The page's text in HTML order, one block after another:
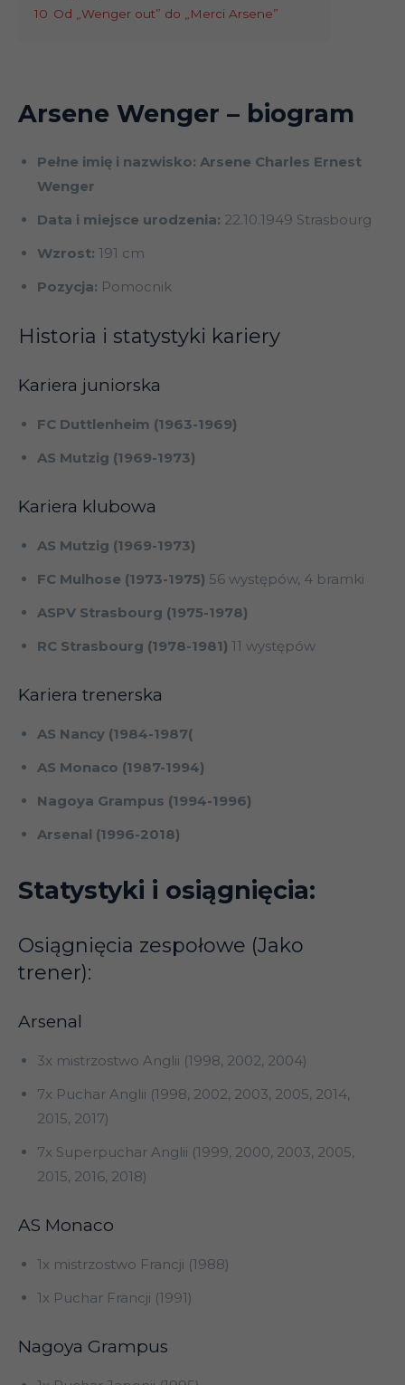
10 Od „Wenger out” do „Merci Arsene”
Arsene Wenger – biogram
Pełne imię i nazwisko: Arsene Charles Ernest
Wenger
Data i miejsce urodzenia: 22.10.1949 Strasbourg
Wzrost: 191 cm
Pozycja: Pomocnik
Historia i statystyki kariery
Kariera juniorska
FC Duttlenheim (1963-1969)
AS Mutzig (1969-1973)
Kariera klubowa
AS Mutzig (1969-1973)
FC Mulhose (1973-1975) 56 występów, 4 bramki
ASPV Strasbourg (1975-1978)
RC Strasbourg (1978-1981) 11 występów
Kariera trenerska
AS Nancy (1984-1987(
AS Monaco (1987-1994)
Nagoya Grampus (1994-1996)
Arsenal (1996-2018)
Statystyki i osiągnięcia:
Osiągnięcia zespołowe (Jako
trener):
Arsenal
3x mistrzostwo Anglii (1998, 2002, 2004)
7x Puchar Anglii (1998, 2002, 2003, 2005, 2014,
2015, 2017)
7x Superpuchar Anglii (1999, 2000, 2003, 2005,
2015, 2016, 2018)
AS Monaco
1x mistrzostwo Francji (1988)
1x Puchar Francji (1991)
Nagoya Grampus